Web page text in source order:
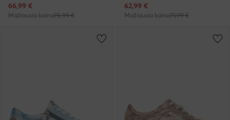
Dabartinė kaina
66,99 €
Mažiausia kaina75,99 €
Dabartinė kaina
62,99 €
Mažiausia kaina71,99 €